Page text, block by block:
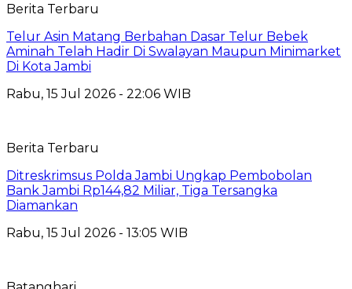
Berita Terbaru
Telur Asin Matang Berbahan Dasar Telur Bebek
Aminah Telah Hadir Di Swalayan Maupun Minimarket
Di Kota Jambi
Rabu, 15 Jul 2026 - 22:06 WIB
Berita Terbaru
Ditreskrimsus Polda Jambi Ungkap Pembobolan
Bank Jambi Rp144,82 Miliar, Tiga Tersangka
Diamankan
Rabu, 15 Jul 2026 - 13:05 WIB